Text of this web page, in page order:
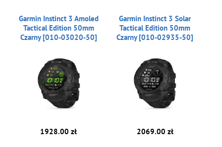
Garmin Instinct 3 Amoled
Tactical Edition 50mm
Czarny [010-03020-50]
1928.00 zł
Garmin Instinct 3 Solar
Tactical Edition 50mm
Czarny [010-02935-50]
2069.00 zł